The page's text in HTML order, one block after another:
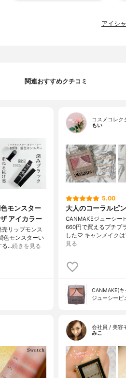
アイシ
関連おすすめクチコミ
モンスター
アイカラー
売リップモンス
色モンスターい
る…続きを見る
コスメコレク
もい
5.00
大人のコーラルピ
CANMAKEジューシー
660円で買えるプチプ
した♡ キャンメイク
見る
CANMAKE(
ジューシーピ
会社員 / 美容
みこ